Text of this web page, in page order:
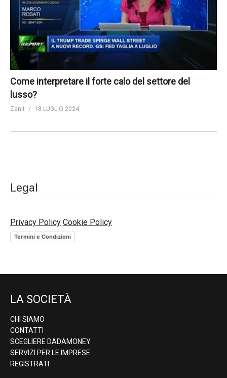
Come interpretare il forte calo del settore del
lusso?
Zenit 18 LUGLIO 2024
Legal
Privacy Policy Cookie Policy
Termini e Condizioni
LA SOCIETÀ
CHI SIAMO
CONTATTI
SCEGLIERE DADAMONEY
SERVIZI PER LE IMPRESE
REGISTRATI